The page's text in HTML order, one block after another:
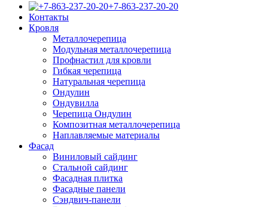
+7-863-237-20-20
Контакты
Кровля
Металлочерепица
Модульная металлочерепица
Профнастил для кровли
Гибкая черепица
Натуральная черепица
Ондулин
Ондувилла
Черепица Ондулин
Композитная металлочерепица
Наплавляемые материалы
Фасад
Виниловый сайдинг
Стальной сайдинг
Фасадная плитка
Фасадные панели
Сэндвич-панели